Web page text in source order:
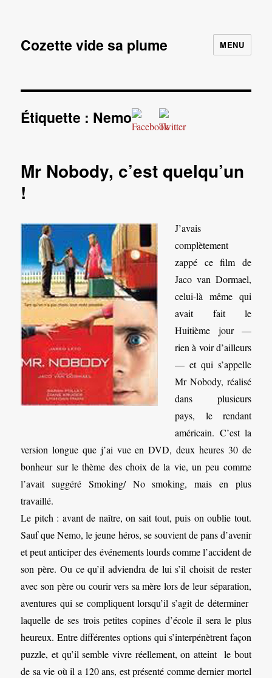
Cozette vide sa plume MENU
Étiquette : Nemo
Mr Nobody, c’est quelqu’un
!
J’avais
complètement
zappé ce film de
Jaco van Dormael,
celui-là même qui
avait fait le
Huitième jour —
rien à voir d’ailleurs
— et qui s’appelle
Mr Nobody, réalisé
dans plusieurs
pays, le rendant
américain. C’est la
version longue que j’ai vue en DVD, deux heures 30 de
bonheur sur le thème des choix de la vie, un peu comme
l’avait suggéré Smoking/ No smoking, mais en plus
travaillé.
Le pitch : avant de naître, on sait tout, puis on oublie tout.
Sauf que Nemo, le jeune héros, se souvient de pans d’avenir
et peut anticiper des événements lourds comme l’accident de
son père. Ou ce qu’il adviendra de lui s’il choisit de rester
avec son père ou courir vers sa mère lors de leur séparation,
aventures qui se compliquent lorsqu’il s’agit de déterminer
laquelle de ses trois petites copines d’école il sera le plus
heureux. Entre différentes options qui s’interpénètrent façon
puzzle, et qu’il semble vivre réellement, on atteint le bout
de sa vie où il a 120 ans, est présenté comme dernier mortel